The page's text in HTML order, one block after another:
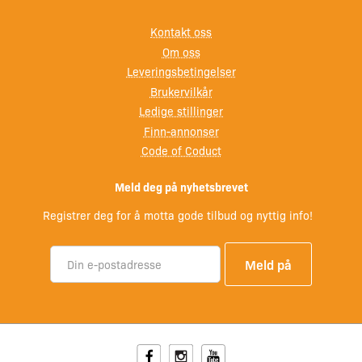
Kjennetegn
Romslig og stor lastekapasitet
Mulighet for oppblåsbar dørk (anbefales!)
Teknisk informasjon:
Nettovekt*: Lengde: 270cm
Kontakt oss
Om oss
Leveringsbetingelser
Brukervilkår
Ledige stillinger
Finn-annonser
Code of Coduct
Meld deg på nyhetsbrevet
Registrer deg for å motta gode tilbud og nyttig info!
FacebookInstagramYoutube